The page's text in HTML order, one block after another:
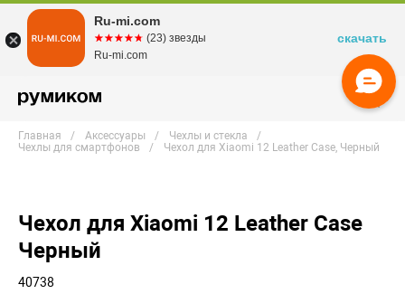
Главная Аксессуары
Чехлы и стекла
Чехлы для смартфонов
Чехол для Xiaomi 12 Leather Case, Черный
Чехол для Xiaomi 12 Leather Case
Черный
40738
Ru-mi.com
☆☆☆☆☆
★★★★★ (23) звезды
Ru-mi.com
скачать